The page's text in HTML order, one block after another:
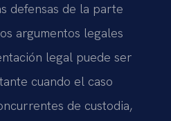
defensas de la parte
argumentos legales
legal puede ser
cuando el caso
de custodia,